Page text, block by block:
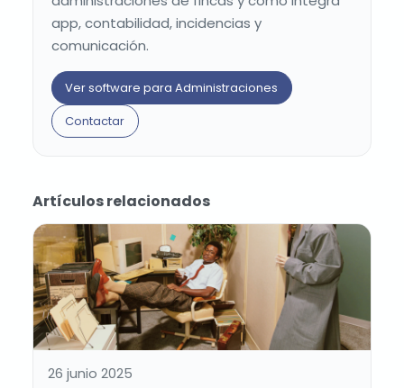
app, contabilidad, incidencias y
comunicación.
Ver software para Administraciones
Contactar
Artículos relacionados
26 junio 2025